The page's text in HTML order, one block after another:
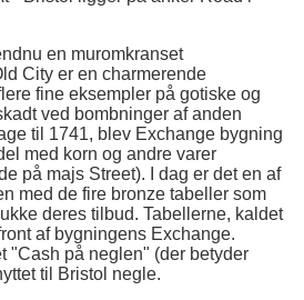
en muromkranset
City er en charmerende
fine eksempler på gotiske og
ved bombninger af anden
til 1741, blev Exchange bygning
med korn og andre varer
på majs Street). I dag er det en af
med de fire bronze tabeller som
deres tilbud. Tabellerne, kaldet
af bygningens Exchange.
"Cash på neglen" (der betyder
til Bristol negle.